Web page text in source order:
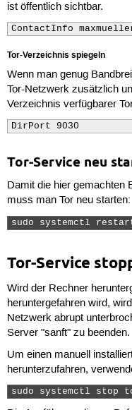
ist öffentlich sichtbar.
ContactInfo
Tor-Verzeichnis spiegeln
Wenn man genug
Tor-Netzwerk zusätzlich
Verzeichnis verfügbarer
DirPort 9030
Tor-Service neu
Damit die hier gemachten
muss man Tor neu starten:
sudo systemctl
Tor-Service
Wird der Rechner
heruntergefahren wird,
Netzwerk abrupt
Server "sanft" zu beenden.
Um einen manuell
herunterzufahren,
sudo systemctl stop